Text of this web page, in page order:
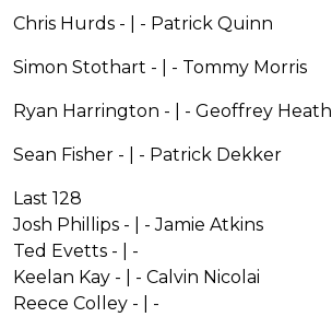
Chris Hurds - | - Patrick Quinn
Simon Stothart - | - Tommy Morris
Ryan Harrington - | - Geoffrey Heath
Sean Fisher - | - Patrick Dekker
Last 128
Josh Phillips - | - Jamie Atkins
Ted Evetts - | -
Keelan Kay - | - Calvin Nicolai
Reece Colley - | -